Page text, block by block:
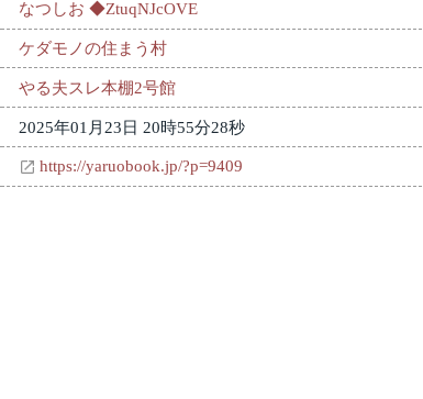
なつしお ◆ZtuqNJcOVE
ケダモノの住まう村
やる夫スレ本棚2号館
2025年01月23日 20時55分28秒
https://yaruobook.jp/?p=9409